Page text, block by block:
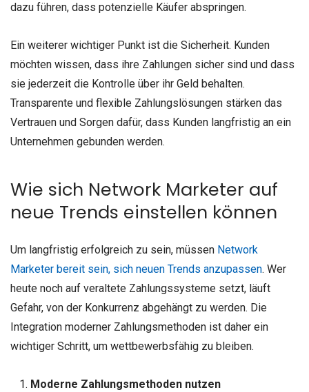
dazu führen, dass potenzielle Käufer abspringen.
Ein weiterer wichtiger Punkt ist die Sicherheit. Kunden
möchten wissen, dass ihre Zahlungen sicher sind und dass
sie jederzeit die Kontrolle über ihr Geld behalten.
Transparente und flexible Zahlungslösungen stärken das
Vertrauen und Sorgen dafür, dass Kunden langfristig an ein
Unternehmen gebunden werden.
Wie sich Network Marketer auf
neue Trends einstellen können
Um langfristig erfolgreich zu sein, müssen Network
Marketer bereit sein, sich neuen Trends anzupassen. Wer
heute noch auf veraltete Zahlungssysteme setzt, läuft
Gefahr, von der Konkurrenz abgehängt zu werden. Die
Integration moderner Zahlungsmethoden ist daher ein
wichtiger Schritt, um wettbewerbsfähig zu bleiben.
Moderne Zahlungsmethoden nutzen